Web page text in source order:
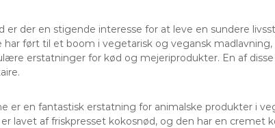
er der en stigende interesse for at leve en sundere
ført til et boom i vegetarisk og vegansk
erstatninger for kød og mejeriprodukter. En af
er en fantastisk erstatning for animalske produkter i
lavet af friskpresset kokosnød, og den har en cremet